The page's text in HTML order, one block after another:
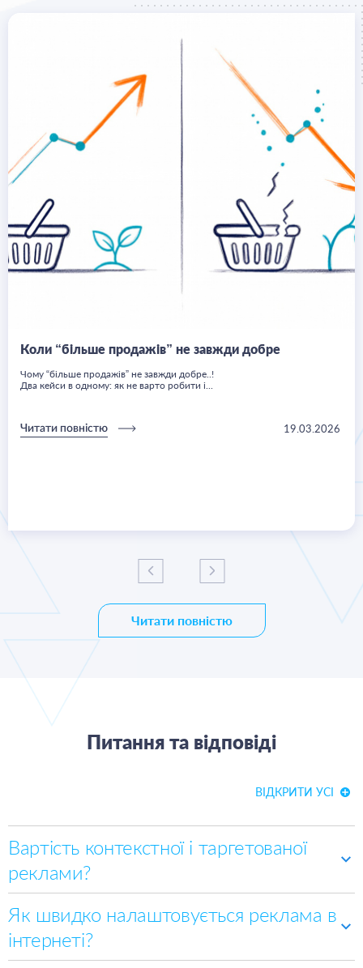
Коли “більше продажів” не завжди добре
Чому “більше продажів” не завжди добре..!
Два кейси в одному: як не варто робити і...
Читати повністю 19.03.2026
Читати повністю
Питання та відповіді
ВІДКРИТИ УСІ
Вартість контекстної і таргетованої
реклами?
Як швидко налаштовується реклама в
інтернеті?